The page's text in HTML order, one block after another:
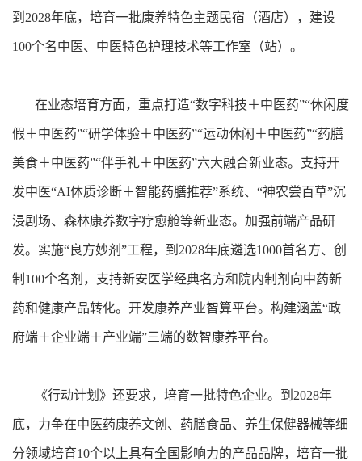
到2028年底，培育一批康养特色主题民宿（酒店），建设
100个名中医、中医特色护理技术等工作室（站）。
在业态培育方面，重点打造“数字科技＋中医药”“休闲度
假＋中医药”“研学体验＋中医药”“运动休闲＋中医药”“药膳
美食＋中医药”“伴手礼＋中医药”六大融合新业态。支持开
发中医“AI体质诊断＋智能药膳推荐”系统、“神农尝百草”沉
浸剧场、森林康养数字疗愈舱等新业态。加强前端产品研
发。实施“良方妙剂”工程，到2028年底遴选1000首名方、创
制100个名剂，支持新安医学经典名方和院内制剂向中药新
药和健康产品转化。开发康养产业智算平台。构建涵盖“政
府端＋企业端＋产业端”三端的数智康养平台。
《行动计划》还要求，培育一批特色企业。到2028年
底，力争在中医药康养文创、药膳食品、养生保健器械等细
分领域培育10个以上具有全国影响力的产品品牌，培育一批